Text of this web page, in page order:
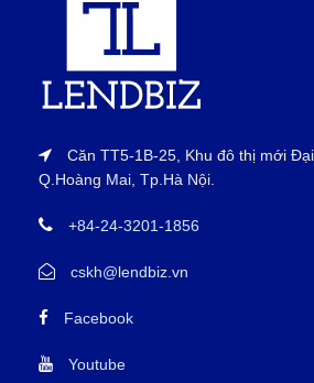
Căn TT5-1B-25, Khu đô thị mới Đại
Q.Hoàng Mai, Tp.Hà Nội.
+84-24-3201-1856
cskh@lendbiz.vn
Facebook
Youtube